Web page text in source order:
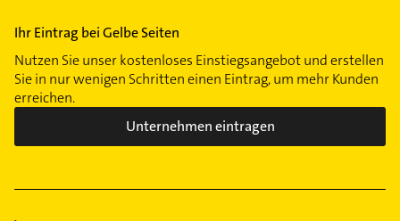
Schwanheim
Seckbach
Sindlingen
Sossenheim
Unterliederbach
Ihr Eintrag bei Gelbe Seiten
Nutzen Sie unser kostenloses Einstiegsangebot und erstellen
Sie in nur wenigen Schritten einen Eintrag, um mehr Kunden
erreichen.
Unternehmen eintragen